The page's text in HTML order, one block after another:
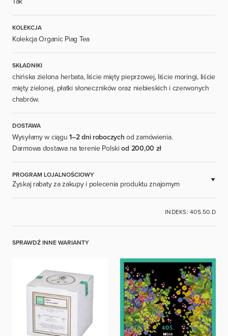
KOLEKCJA
Kolekcja Organic Piag Tea
SKŁADNIKI
chińska zielona herbata, liście mięty pieprzowej, liście moringi, liście
mięty zielonej, płatki słoneczników oraz niebieskich i czerwonych
chabrów.
DOSTAWA
Wysyłamy w ciągu1–2 dni roboczych od zamówienia.
Darmowa dostawa na terenie Polskiod 200,00 zł
PROGRAM LOJALNOŚCIOWY
Zyskaj rabaty za zakupy i polecenia produktu znajomym
ZALOGUJ SIĘ
INDEKS: 405.50.D
SPRAWDŹ INNE WARIANTY